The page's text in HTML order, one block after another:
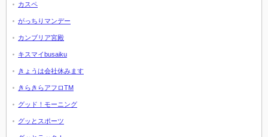
カスペ
がっちりマンデー
カンブリア宮殿
キスマイbusaiku
きょうは会社休みます
きらきらアフロTM
グッド！モーニング
グッとスポーツ